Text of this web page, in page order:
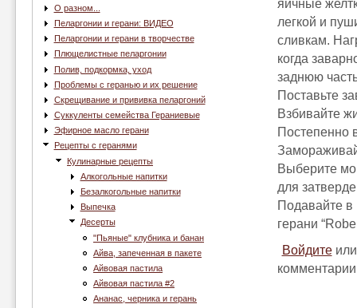
О разном...
Пеларгонии и герани: ВИДЕО
Пеларгонии и герани в творчестве
Плющелистные пеларгонии
Полив, подкормка, уход
Проблемы с геранью и их решение
Скрещивание и прививка пеларгоний
Суккуленты семейства Гераниевые
Эфирное масло герани
Рецепты с геранями
Кулинарные рецепты
Алкогольные напитки
Безалкогольные напитки
Выпечка
Десерты
"Пьяные" клубника и банан
Айва, запеченная в пакете
Айвовая пастила
Айвовая пастила #2
Ананас, черника и герань
яичные
легкой и
сливкам.
когда
заднюю
Поставьте
Взбивайте
Постепенно
Выберите
для
Подавайте в
герани
Войдите
комментарии